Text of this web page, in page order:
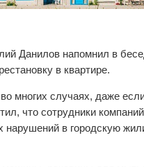
Данилов напомнил в
в квартире.
многих случаях, даже
что сотрудники компаний
нарушений в городскую